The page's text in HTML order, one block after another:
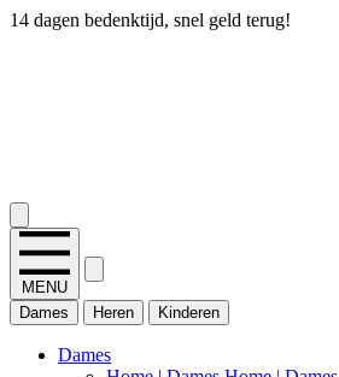
14 dagen bedenktijd, snel geld terug!
MENU
Dames
Heren Kinderen
Dames